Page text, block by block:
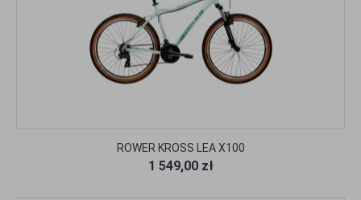
ROWER KROSS LEA X100
1 549,00 zł